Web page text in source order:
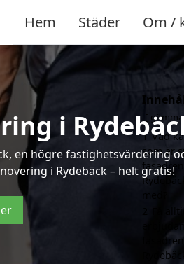
Hem Städer Om /
i
en högre fastighetsvärdering
i Rydebäck – helt gratis!
gömma
1 Vad
som är
Få